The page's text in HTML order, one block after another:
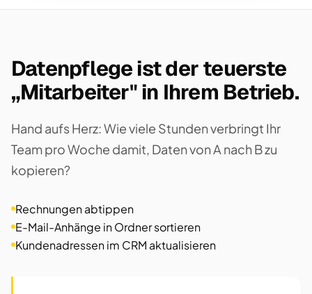
Datenpflege ist der teuerste
„Mitarbeiter" in Ihrem Betrieb.
Hand aufs Herz: Wie viele Stunden verbringt Ihr
Team pro Woche damit, Daten von A nach B zu
kopieren?
Rechnungen abtippen
E-Mail-Anhänge in Ordner sortieren
Kundenadressen im CRM aktualisieren